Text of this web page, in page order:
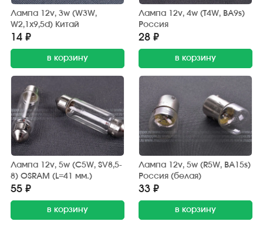
Лампа 12v, 3w (W3W,
W2,1x9,5d) Китай
14 ₽
в корзину
Лампа 12v, 4w (T4W, BA9s)
Россия
28 ₽
в корзину
Лампа 12v, 5w (C5W, SV8,5-
8) OSRAM (L=41 мм.)
55 ₽
в корзину
Лампа 12v, 5w (R5W, BA15s)
Россия (белая)
33 ₽
в корзину